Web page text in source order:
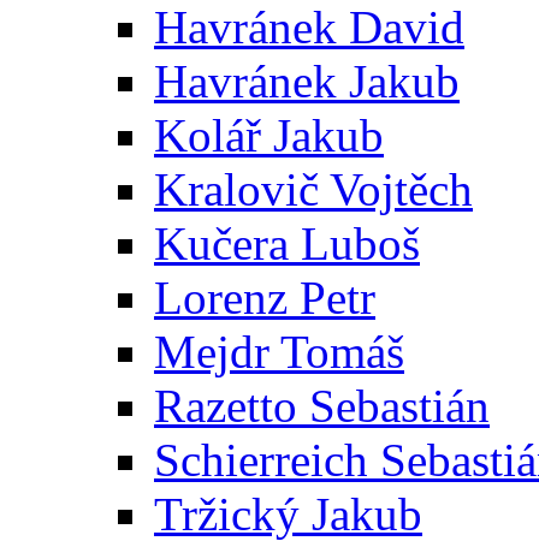
Havránek David
Havránek Jakub
Kolář Jakub
Kralovič Vojtěch
Kučera Luboš
Lorenz Petr
Mejdr Tomáš
Razetto Sebastián
Schierreich
Tržický Jakub